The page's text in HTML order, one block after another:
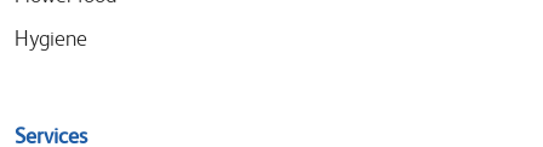
Hygiene
Services